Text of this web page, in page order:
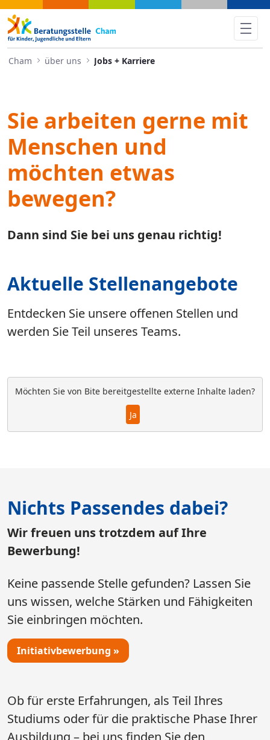
Jobs + Karriere - Cham
Cham über uns Jobs + Karriere
Sie arbeiten gerne mit
Menschen und
möchten etwas
bewegen?
Dann sind Sie bei uns genau richtig!
Aktuelle Stellenangebote
Entdecken Sie unsere offenen Stellen und
werden Sie Teil unseres Teams.
Möchten Sie von Bite bereitgestellte externe Inhalte laden?
Ja
Nichts Passendes dabei?
Wir freuen uns trotzdem auf Ihre
Bewerbung!
Keine passende Stelle gefunden? Lassen Sie
uns wissen, welche Stärken und Fähigkeiten
Sie einbringen möchten.
Initiativbewerbung »
Ob für erste Erfahrungen, als Teil Ihres
Studiums oder für die praktische Phase Ihrer